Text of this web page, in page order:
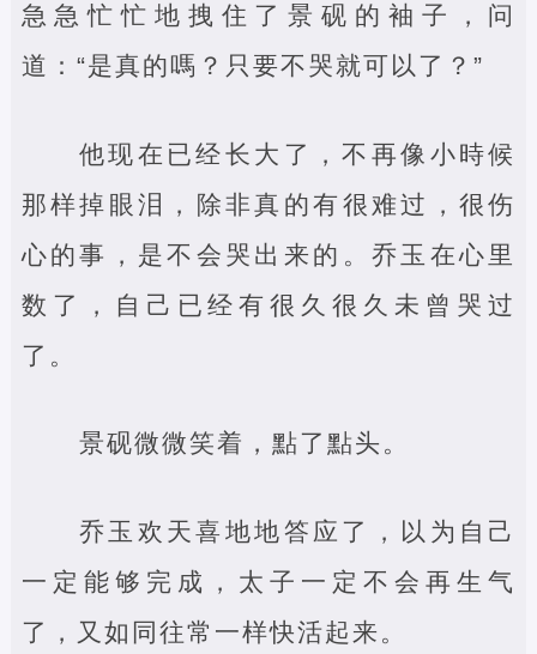
急急忙忙地拽住了景砚的袖子，问
道：“是真的嗎？只要不哭就可以了？”
他现在已经长大了，不再像小時候
那样掉眼泪，除非真的有很难过，很伤
心的事，是不会哭出来的。乔玉在心里
数了，自己已经有很久很久未曾哭过
了。
景砚微微笑着，點了點头。
乔玉欢天喜地地答应了，以为自己
一定能够完成，太子一定不会再生气
了，又如同往常一样快活起来。